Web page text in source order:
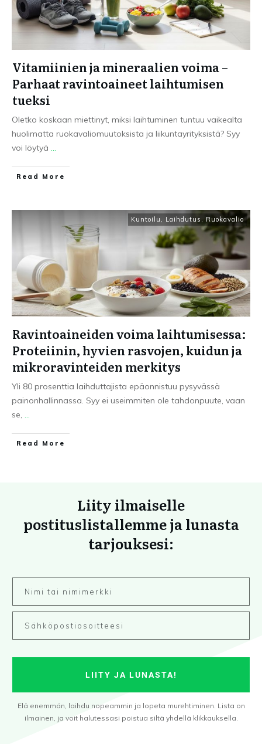
Vitamiinien ja mineraalien voima –
Parhaat ravintoaineet laihtumisen
tueksi
Oletko koskaan miettinyt, miksi laihtuminen tuntuu vaikealta
huolimatta ruokavaliomuutoksista ja liikuntayrityksistä? Syy
voi löytyä ...
Read More
Kuntoilu , Laihdutus , Ruokavalio
Ravintoaineiden voima laihtumisessa:
Proteiinin, hyvien rasvojen, kuidun ja
mikroravinteiden merkitys
Yli 80 prosenttia laihduttajista epäonnistuu pysyvässä
painonhallinnassa. Syy ei useimmiten ole tahdonpuute, vaan
se, ...
Read More
Liity ilmaiselle
postituslistallemme ja lunasta
tarjouksesi:
LIITY JA LUNASTA!
Elä enemmän, laihdu nopeammin ja lopeta murehtiminen. Lista on
ilmainen, ja voit halutessasi poistua siltä yhdellä klikkauksella.